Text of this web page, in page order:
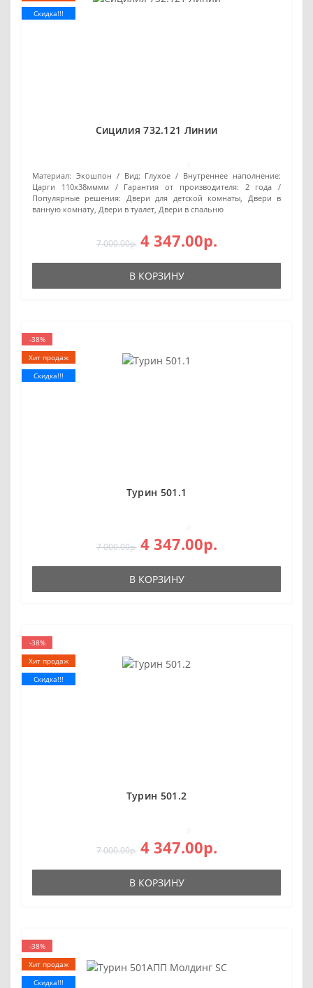
Скидка!!!
Сицилия 732.121 Линии
Материал: Экошпон Вид: Глухое
Внутреннее наполнение:
Царги 110х38мммм
Гарантия от производителя:
2 года
Популярные решения:
Двери для детской комнаты, Двери в
ванную комнату, Двери в туалет, Двери в спальню
7 000.00р. 4 347.00р.
В КОРЗИНУ
-38%
Хит продаж
Скидка!!!
Турин 501.1
7 000.00р. 4 347.00р.
В КОРЗИНУ
-38%
Хит продаж
Скидка!!!
Турин 501.2
7 000.00р. 4 347.00р.
В КОРЗИНУ
-38%
Хит продаж
Скидка!!!